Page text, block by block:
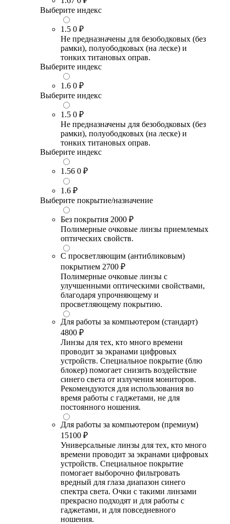
Выберите индекс
1.5 0 ₽
Не предназначены для безободковых (без
рамки), полуободковых (на леске) и
тонких титановых оправ.
Выберите индекс
1.6 0 ₽
Выберите индекс
1.5 0 ₽
Не предназначены для безободковых (без
рамки), полуободковых (на леске) и
тонких титановых оправ.
Выберите индекс
1.56 0 ₽
1.6 ₽
Выберите покрытие/назначение
Без покрытия 2000 ₽
Полимерные очковые линзы приемлемых
оптических свойств.
С просветляющим (антибликовым)
покрытием 2700 ₽
Полимерные очковые линзы с
улучшенными оптическими свойствами,
благодаря упрочняющему и
просветляющему покрытию.
Для работы за компьютером (стандарт)
4800 ₽
Линзы для тех, кто много времени
проводит за экранами цифровых
устройств. Специальное покрытие (блю
блокер) помогает снизить воздействие
синего света от излучения мониторов.
Рекомендуются для использования во
время работы с гаджетами, не для
постоянного ношения.
Для работы за компьютером (премиум)
15100 ₽
Универсальные линзы для тех, кто много
времени проводит за экранами цифровых
устройств. Специальное покрытие
помогает выборочно фильтровать
вредный для глаза диапазон синего
спектра света. Очки с такими линзами
прекрасно подходят и для работы с
гаджетами, и для повседневного
ношения.